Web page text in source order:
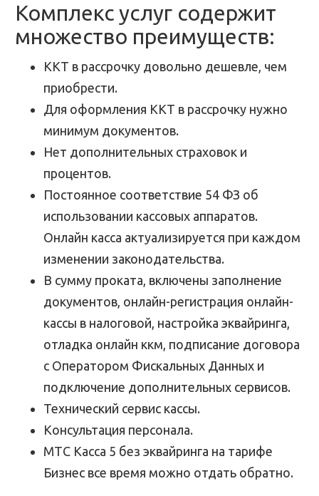
Комплекс услуг содержит
множество преимуществ:
ККТ в рассрочку довольно дешевле, чем
приобрести.
Для оформления ККТ в рассрочку нужно
минимум документов.
Нет дополнительных страховок и
процентов.
Постоянное соответствие 54 ФЗ об
использовании кассовых аппаратов.
Онлайн касса актуализируется при каждом
изменении законодательства.
В сумму проката, включены заполнение
документов, онлайн-регистрация онлайн-
кассы в налоговой, настройка эквайринга,
отладка онлайн ккм, подписание договора
с Оператором Фискальных Данных и
подключение дополнительных сервисов.
Технический сервис кассы.
Консультация персонала.
МТС Касса 5 без эквайринга на тарифе
Бизнес все время можно отдать обратно.